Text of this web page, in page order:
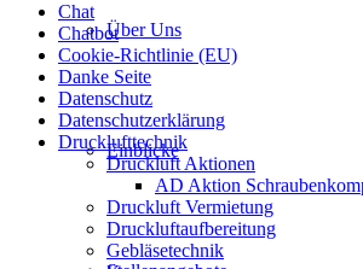
Über Uns
Einblicke
Chat
Chatbot
Cookie-Richtlinie (EU)
Danke Seite
Datenschutz
Datenschutzerklärung
Drucklufttechnik
Druckluft Aktionen
AD Aktion
Druckluft Vermietung
Druckluftaufbereitung
Gebläsetechnik